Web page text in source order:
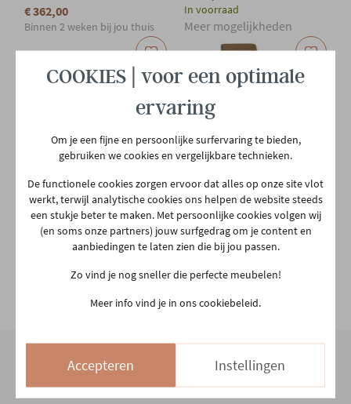
€ 362,00
Binnen 2 weken bij jou thuis
In voorraad
Meer mogelijkheden
GERO.BASICS
Ergonomische barkruk -
zwart
Meer mogelijkheden
GERO.BASICS
Barstoel in lederlook -
taupe
€ 201,00
Binnen 2 weken bij jou thuis
Onze winkel
COOKIES | voor een optimale
ervaring
Om je een fijne en persoonlijke surfervaring te bieden,
gebruiken we cookies en vergelijkbare technieken.
De functionele cookies zorgen ervoor dat alles op onze site vlot
werkt, terwijl analytische cookies ons helpen de website steeds
een stukje beter te maken. Met persoonlijke cookies volgen wij
(en soms onze partners) jouw surfgedrag om je content en
aanbiedingen te laten zien die bij jou passen.
Zo vind je nog sneller die perfecte meubelen!
Meer info vind je in ons cookiebeleid.
Accepteren Instellingen